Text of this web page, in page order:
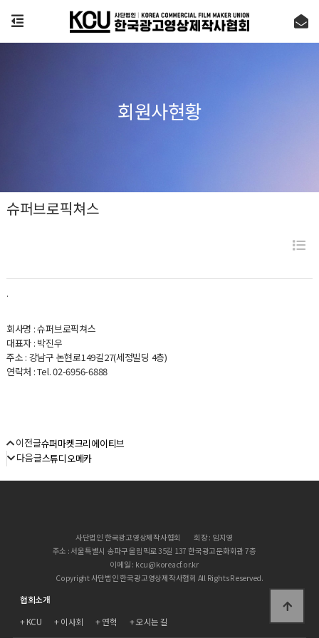
회원사현황
슈퍼브로픽쳐스
.
회사명 : 슈퍼브로픽쳐스
대표자 : 박진우
주소 : 강남구 논현로149길27(세정빌딩 4층)
연락처 : Tel. 02-6956-6888
이전글슈퍼마켓크리에이티브
다음글스튜디오메카
사단법인 한국광고영상제작사협회
회장 : 임지영
주소 : 서울특별시 송파구 올림픽로 35길 137 한국광고문화회관 7층
이메일 : kcu@koreacf.or.kr
Copyright 사단법인 한국광고영상제작사협회 All Rights Reserved.
협회소개
KCU
이사회 연혁 오시는 길